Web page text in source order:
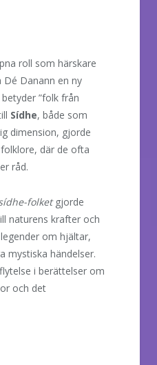
roll som härskare
Danann en ny
”folk från
Sídhe, både som
dimension, gjorde
där de ofta
råd.
folketgjorde
naturens krafter och
om hjältar,
mystiska händelser.
i berättelser om
och det